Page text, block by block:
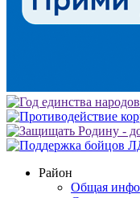
Район
Общая